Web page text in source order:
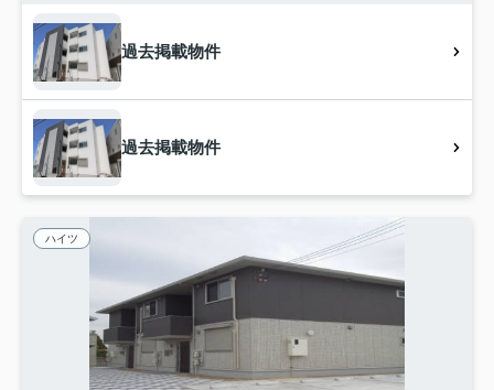
過去掲載物件
過去掲載物件
ハイツ